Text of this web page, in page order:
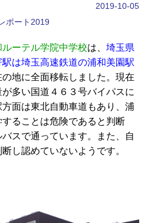
2019-10-05
ポート2019
ーテル学院中学校は、 埼玉県
は埼玉高速鉄道の浦和美園駅
地に全面移転しました。現在
多い国道４６３号バイパスに
面は東北自動車道もあり、浦
ることは危険であると判断
スで通っています。また、自
し認めていないようです。